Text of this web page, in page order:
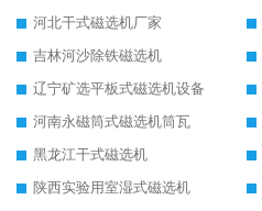
河北干式磁选机厂家
吉林河沙除铁磁选机
辽宁矿选平板式磁选机设备
河南永磁筒式磁选机筒瓦
黑龙江干式磁选机
陕西实验用室湿式磁选机